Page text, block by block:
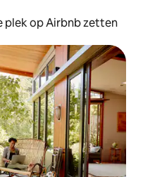
plek op Airbnb zetten